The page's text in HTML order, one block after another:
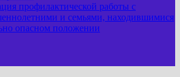
профилактической работы с
и семьями, находившимися
опасном положении